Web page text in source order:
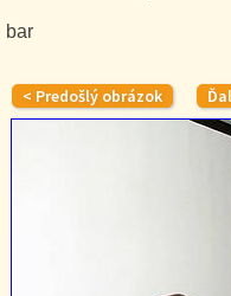
bar